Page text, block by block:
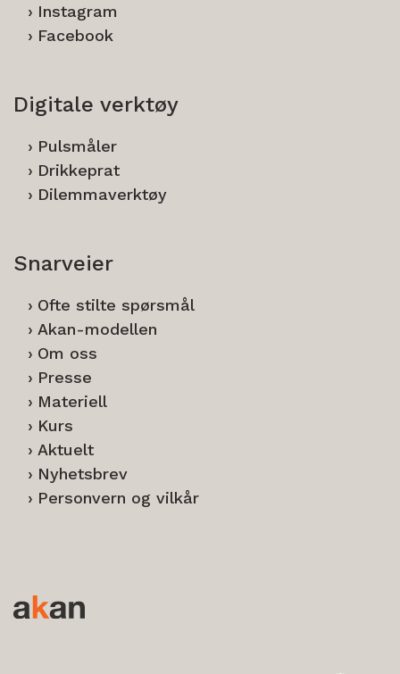
Instagram
Facebook
Digitale verktøy
Pulsmåler
Drikkeprat
Dilemmaverktøy
Snarveier
Ofte stilte spørsmål
Akan-modellen
Om oss
Presse
Materiell
Kurs
Aktuelt
Nyhetsbrev
Personvern og vilkår